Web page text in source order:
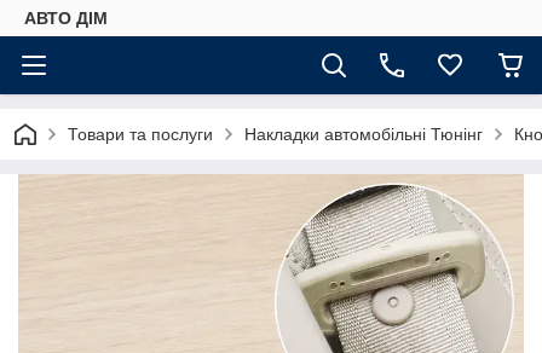
АВТО ДIМ
Товари та послуги Накладки автомобільні Тюнінг